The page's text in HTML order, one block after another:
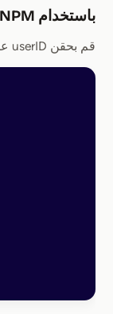
باستخدام NPM
قم بحقن userID عند بدء تشغيل المتعقّب (tracker):